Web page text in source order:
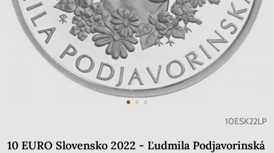
10ESK22LP
10 EURO Slovensko 2022 - Ľudmila Podjavorinská